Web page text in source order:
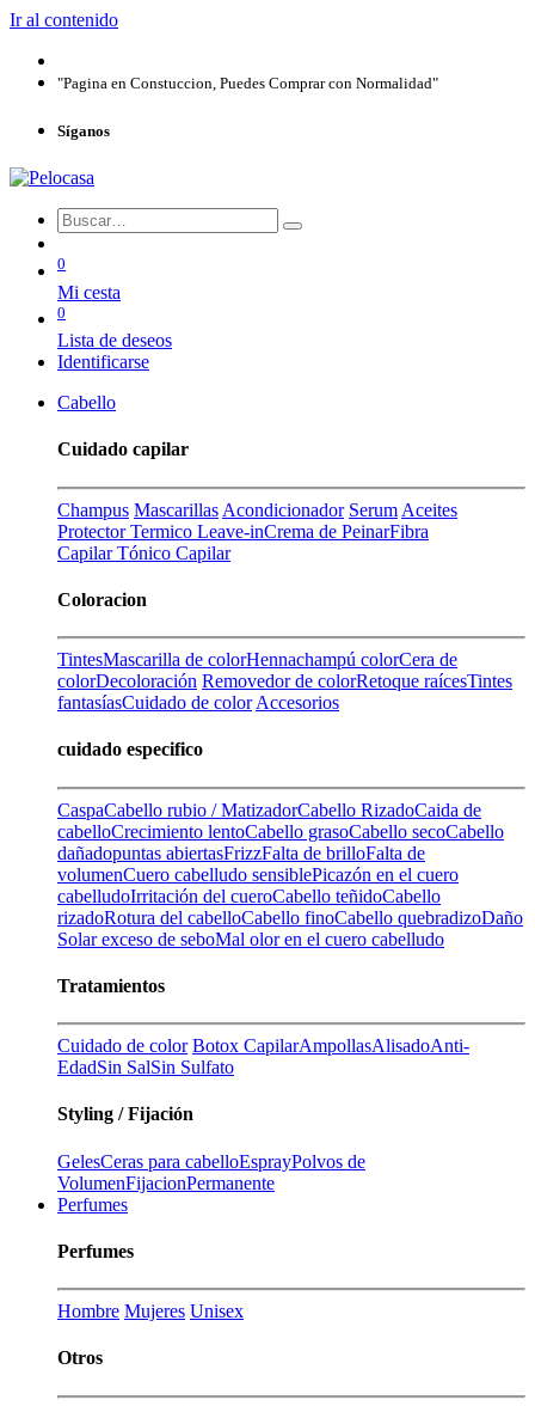
Ir al contenido
"Pagina en Constuccion, Puedes Comprar con Normalidad"
Síganos
0
Mi cesta
0
Lista de deseos
Identificarse
Cabello
Cuidado capilar
Champus Mascarillas Acondicionador Serum Aceites
Protector Termico Leave-inCrema de PeinarFibra
CapilarTónico Capilar
Coloracion
TintesMascarilla de colorHennachampú colorCera de
colorDecoloración Removedor de colorRetoque raícesTintes
fantasíasCuidado de color Accesorios
cuidado especifico
CaspaCabello rubio / MatizadorCabello RizadoCaida de
cabelloCrecimiento lentoCabello grasoCabello secoCabello
dañadopuntas abiertasFrizzFalta de brilloFalta de
volumenCuero cabelludo sensiblePicazón en el cuero
cabelludoIrritación del cueroCabello teñidoCabello
rizadoRotura del cabelloCabello finoCabello quebradizoDaño
Solarexceso de seboMal olor en el cuero cabelludo
Tratamientos
Cuidado de color Botox CapilarAmpollasAlisadoAnti-
EdadSin SalSin Sulfato
Styling / Fijación
GelesCeras para cabelloEsprayPolvos de
VolumenFijacionPermanente
Perfumes
Perfumes
Hombre Mujeres Unisex
Otros